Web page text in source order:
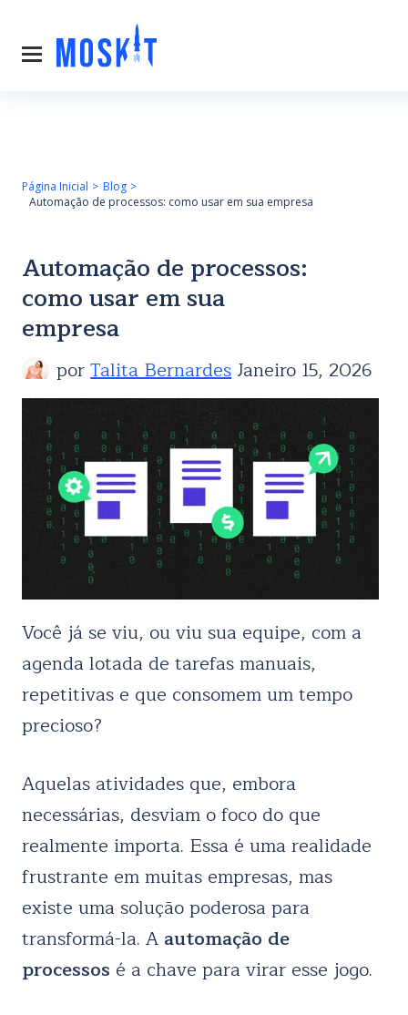
Página Inicial
Blog
Automação de processos: como usar em sua empresa
Automação de processos:
como usar em sua
empresa
porTalita Bernardes Janeiro 15, 2026
Você já se viu, ou viu sua equipe, com a
agenda lotada de tarefas manuais,
repetitivas e que consomem um tempo
precioso?
Aquelas atividades que, embora
necessárias, desviam o foco do que
realmente importa. Essa é uma realidade
frustrante em muitas empresas, mas
existe uma solução poderosa para
transformá-la. A automação de
processos é a chave para virar esse jogo.